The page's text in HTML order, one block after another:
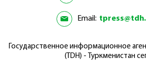
Email:
Государственное информационное
(TDH) - Туркменистан